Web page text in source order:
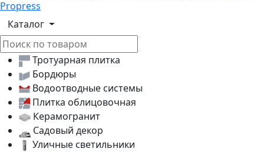
Каталог
Тротуарная плитка
Бордюры
Водоотводные системы
Плитка облицовочная
Керамогранит
Садовый декор
Уличные светильники